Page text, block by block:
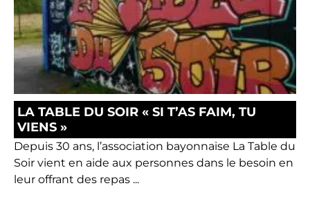
LA TABLE DU SOIR « SI T’AS FAIM, TU
VIENS »
Depuis 30 ans, l’association bayonnaise La Table du
Soir vient en aide aux personnes dans le besoin en
leur offrant des repas ...